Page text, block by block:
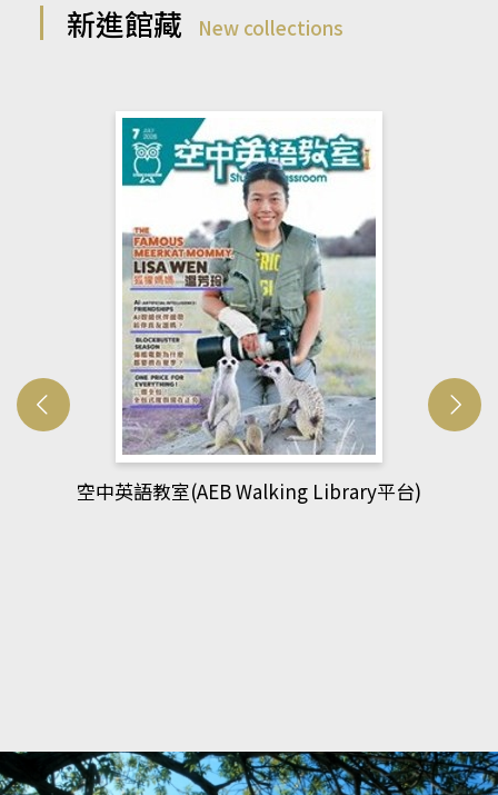
新進館藏 New collections
網管人(kono平台)